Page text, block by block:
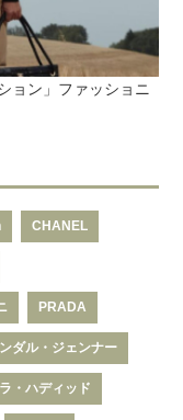
ョン」ファッショニ
CHANEL
PRADA
ダル・ジェンナー
・ハディッド